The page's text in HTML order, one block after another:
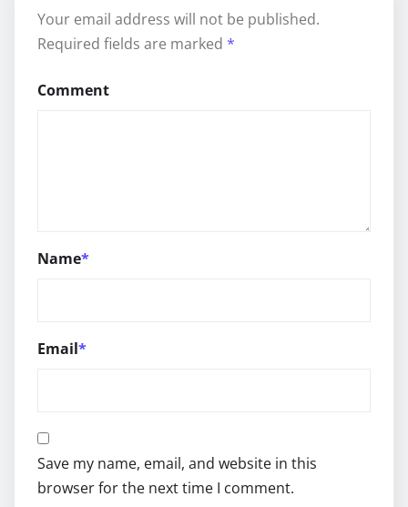
Your email address will not be published.
Required fields are marked *
Comment
Name*
Email*
Save my name, email, and website in this
browser for the next time I comment.